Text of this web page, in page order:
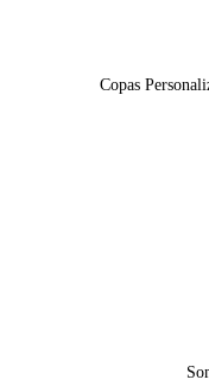
Copas